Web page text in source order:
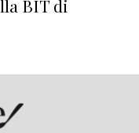
BIT di